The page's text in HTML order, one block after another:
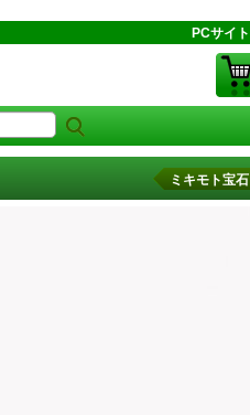
PCサイト
ミキモト宝石